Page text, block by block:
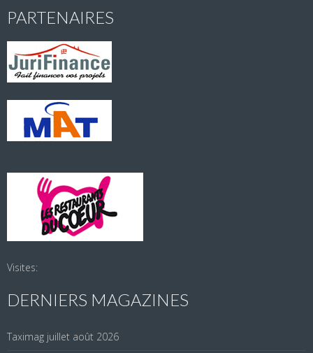
PARTENAIRES
Visites:
DERNIERS MAGAZINES
Taximag juillet août 2026